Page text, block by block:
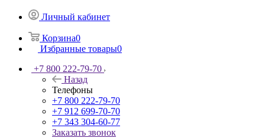
Личный кабинет
Корзина0
Избранные товары0
+7 800 222-79-70
Назад
Телефоны
+7 800 222-79-70
+7 912 699-70-70
+7 343 304-60-77
Заказать звонок